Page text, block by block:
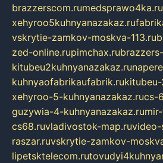
brazzerscom.rumedsprawo4ka.ru
xehyroo5kuhnyanazakaz.ru
vskrytie-zamkov-moskva-113.ru
zed-online.rupimchax.ru
kitubeu2kuhnyanazakaz.ru
kuhnyaofabrikaufabrik.ru
xehyroo-5-kuhnyanazakaz.rucs-
guzywia-4-kuhnyanazakaz.ru
cs68.ruvladivostok-map.ruvideo-
raszar.ruvskrytie-zamkov-
lipetsktelecom.ru